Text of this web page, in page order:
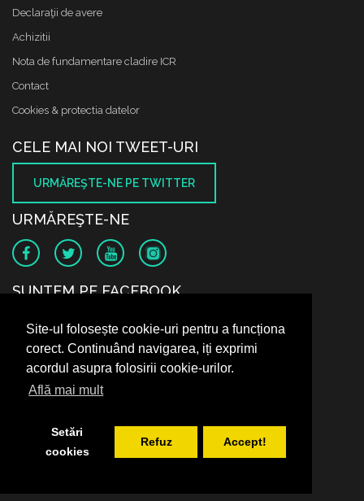
Site-ul folosește cookie-uri pentru a funcționa
corect. Continuând navigarea, iți exprimi
acordul asupra folosirii cookie-urilor.
Află mai mult
Setări
cookies
Refuz Accept!
Declaraţii de avere
Achizitii
Nota de fundamentare cladire ICR
Contact
Cookies & protectia datelor
CELE MAI NOI TWEET-URI
URMĂREŞTE-NE PE TWITTER
URMĂREŞTE-NE
SUNTEM PE FACEBOOK